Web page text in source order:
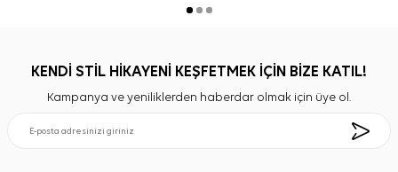
KENDİ STİL HİKAYENİ KEŞFETMEK İÇİN BİZE KATIL!
Kampanya ve yeniliklerden haberdar olmak için üye ol.